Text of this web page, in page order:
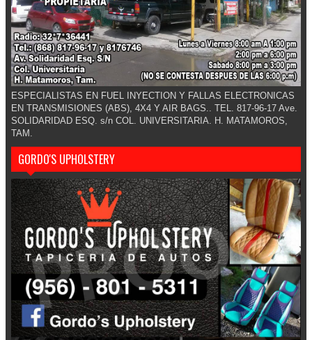
ESPECIALISTAS EN FUEL INYECTION Y FALLAS ELECTRONICAS
EN TRANSMISIONES (ABS), 4X4 Y AIR BAGS.. TEL. 817-96-17 Ave.
SOLIDARIDAD ESQ. s/n COL. UNIVERSITARIA. H. MATAMOROS,
TAM.
GORDO'S UPHOLSTERY